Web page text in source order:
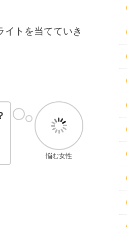
イトを当てていき
悩む女性